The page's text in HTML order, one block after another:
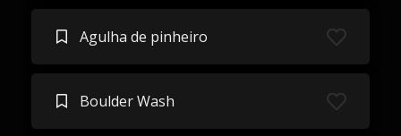
Agulha de pinheiro
Boulder Wash